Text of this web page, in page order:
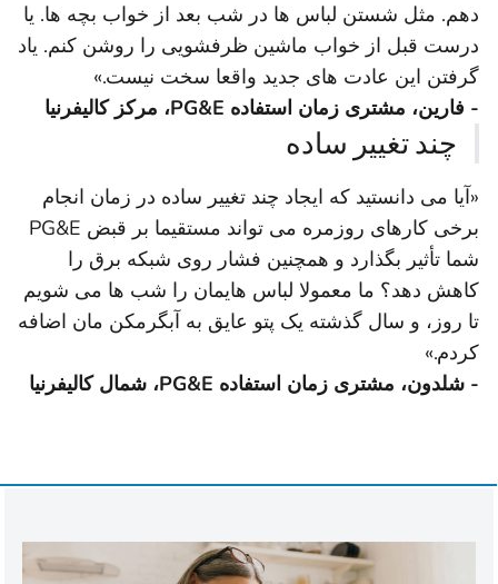
دهم. مثل شستن لباس ها در شب بعد از خواب بچه ها. یا
درست قبل از خواب ماشین ظرفشویی را روشن کنم. یاد
گرفتن این عادت های جدید واقعا سخت نیست.»
- فارین، مشتری زمان استفاده PG&E، مرکز کالیفرنیا
چند تغییر ساده
«آیا می دانستید که ایجاد چند تغییر ساده در زمان انجام
برخی کارهای روزمره می تواند مستقیما بر قبض PG&E
شما تأثیر بگذارد و همچنین فشار روی شبکه برق را
کاهش دهد؟ ما معمولا لباس هایمان را شب ها می شویم
تا روز، و سال گذشته یک پتو عایق به آبگرمکن مان اضافه
کردم.»
- شلدون، مشتری زمان استفاده PG&E، شمال کالیفرنیا